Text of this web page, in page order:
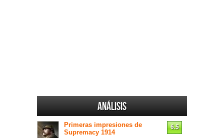
Análisis
Primeras impresiones de
Supremacy 1914
6.5